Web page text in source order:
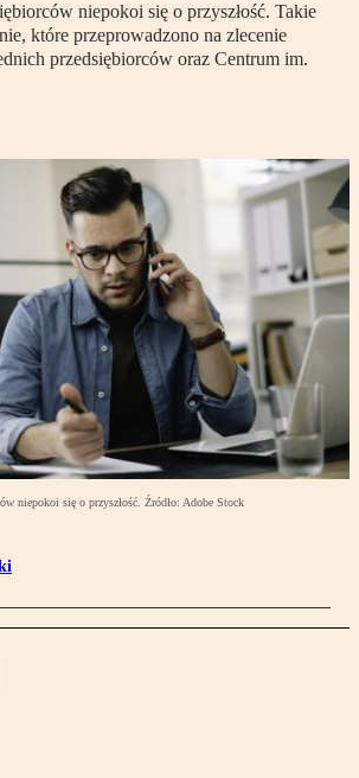
niepokoi się o przyszłość. Takie
które przeprowadzono na zlecenie
przedsiębiorców oraz Centrum im.
niepokoi się o przyszłość. Źródło: Adobe Stock